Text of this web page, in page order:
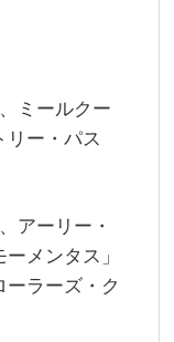
ミールクー
リー・パス
アーリー・
メンタス」
ラーズ・ク